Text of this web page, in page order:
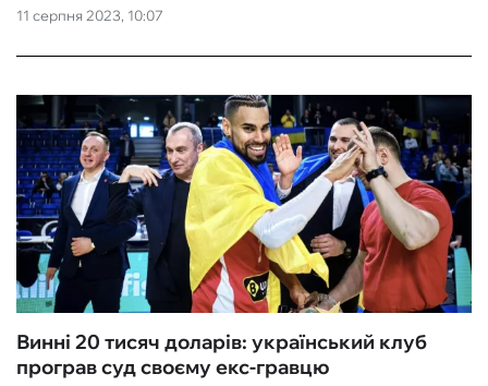
11 серпня 2023, 10:07
Винні 20 тисяч доларів: український клуб
програв суд своєму екс-гравцю